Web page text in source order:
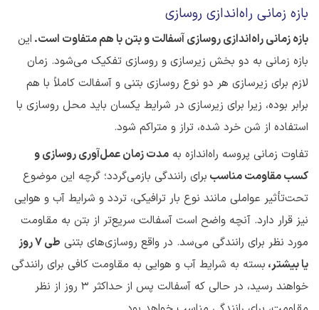
بازه زمانی راه‌اندازی روسازی
بازه زمانی راه‌اندازی روسازی آسفالت و بتن با هم متفاوت است. این
بازه زمانی به دو بخش زیرسازی و روسازی تفکیک می‌شود. زمان
لازم برای زیرسازی هر دو نوع روسازی بتنی و آسفالت کاملاً با هم
برابر بوده، زیرا برای زیرسازی در شرایط یکسان باید محل روسازی با
استفاده از شن خرد شده، تراز و متراکم شود.
تفاوت زمانی پروسه راه‌اندازه به مدت زمان عمل‌آوری روسازی و
کسب مقاومت مناسب برای رانندگی بازمی‌گردد؛ گرچه این موضوع
تحت‌تأثیر عواملی مانند نوع بار ترافیکی، تردد و شرایط آب و هوایی
نیز قرار دارد. آنچه واضح است آسفالت سریع‌تر از بتن به مقاومت
مورد نظر برای رانندگی می‌سد. در واقع روسازی‌های بتنی
طی 7 روز
یا بیشتر، بسته به شرایط آب و هوایی به مقاومت کافی برای رانندگی
خواهند رسید، در حالی که آسفالت پس از حداکثر 3 روز از نظر